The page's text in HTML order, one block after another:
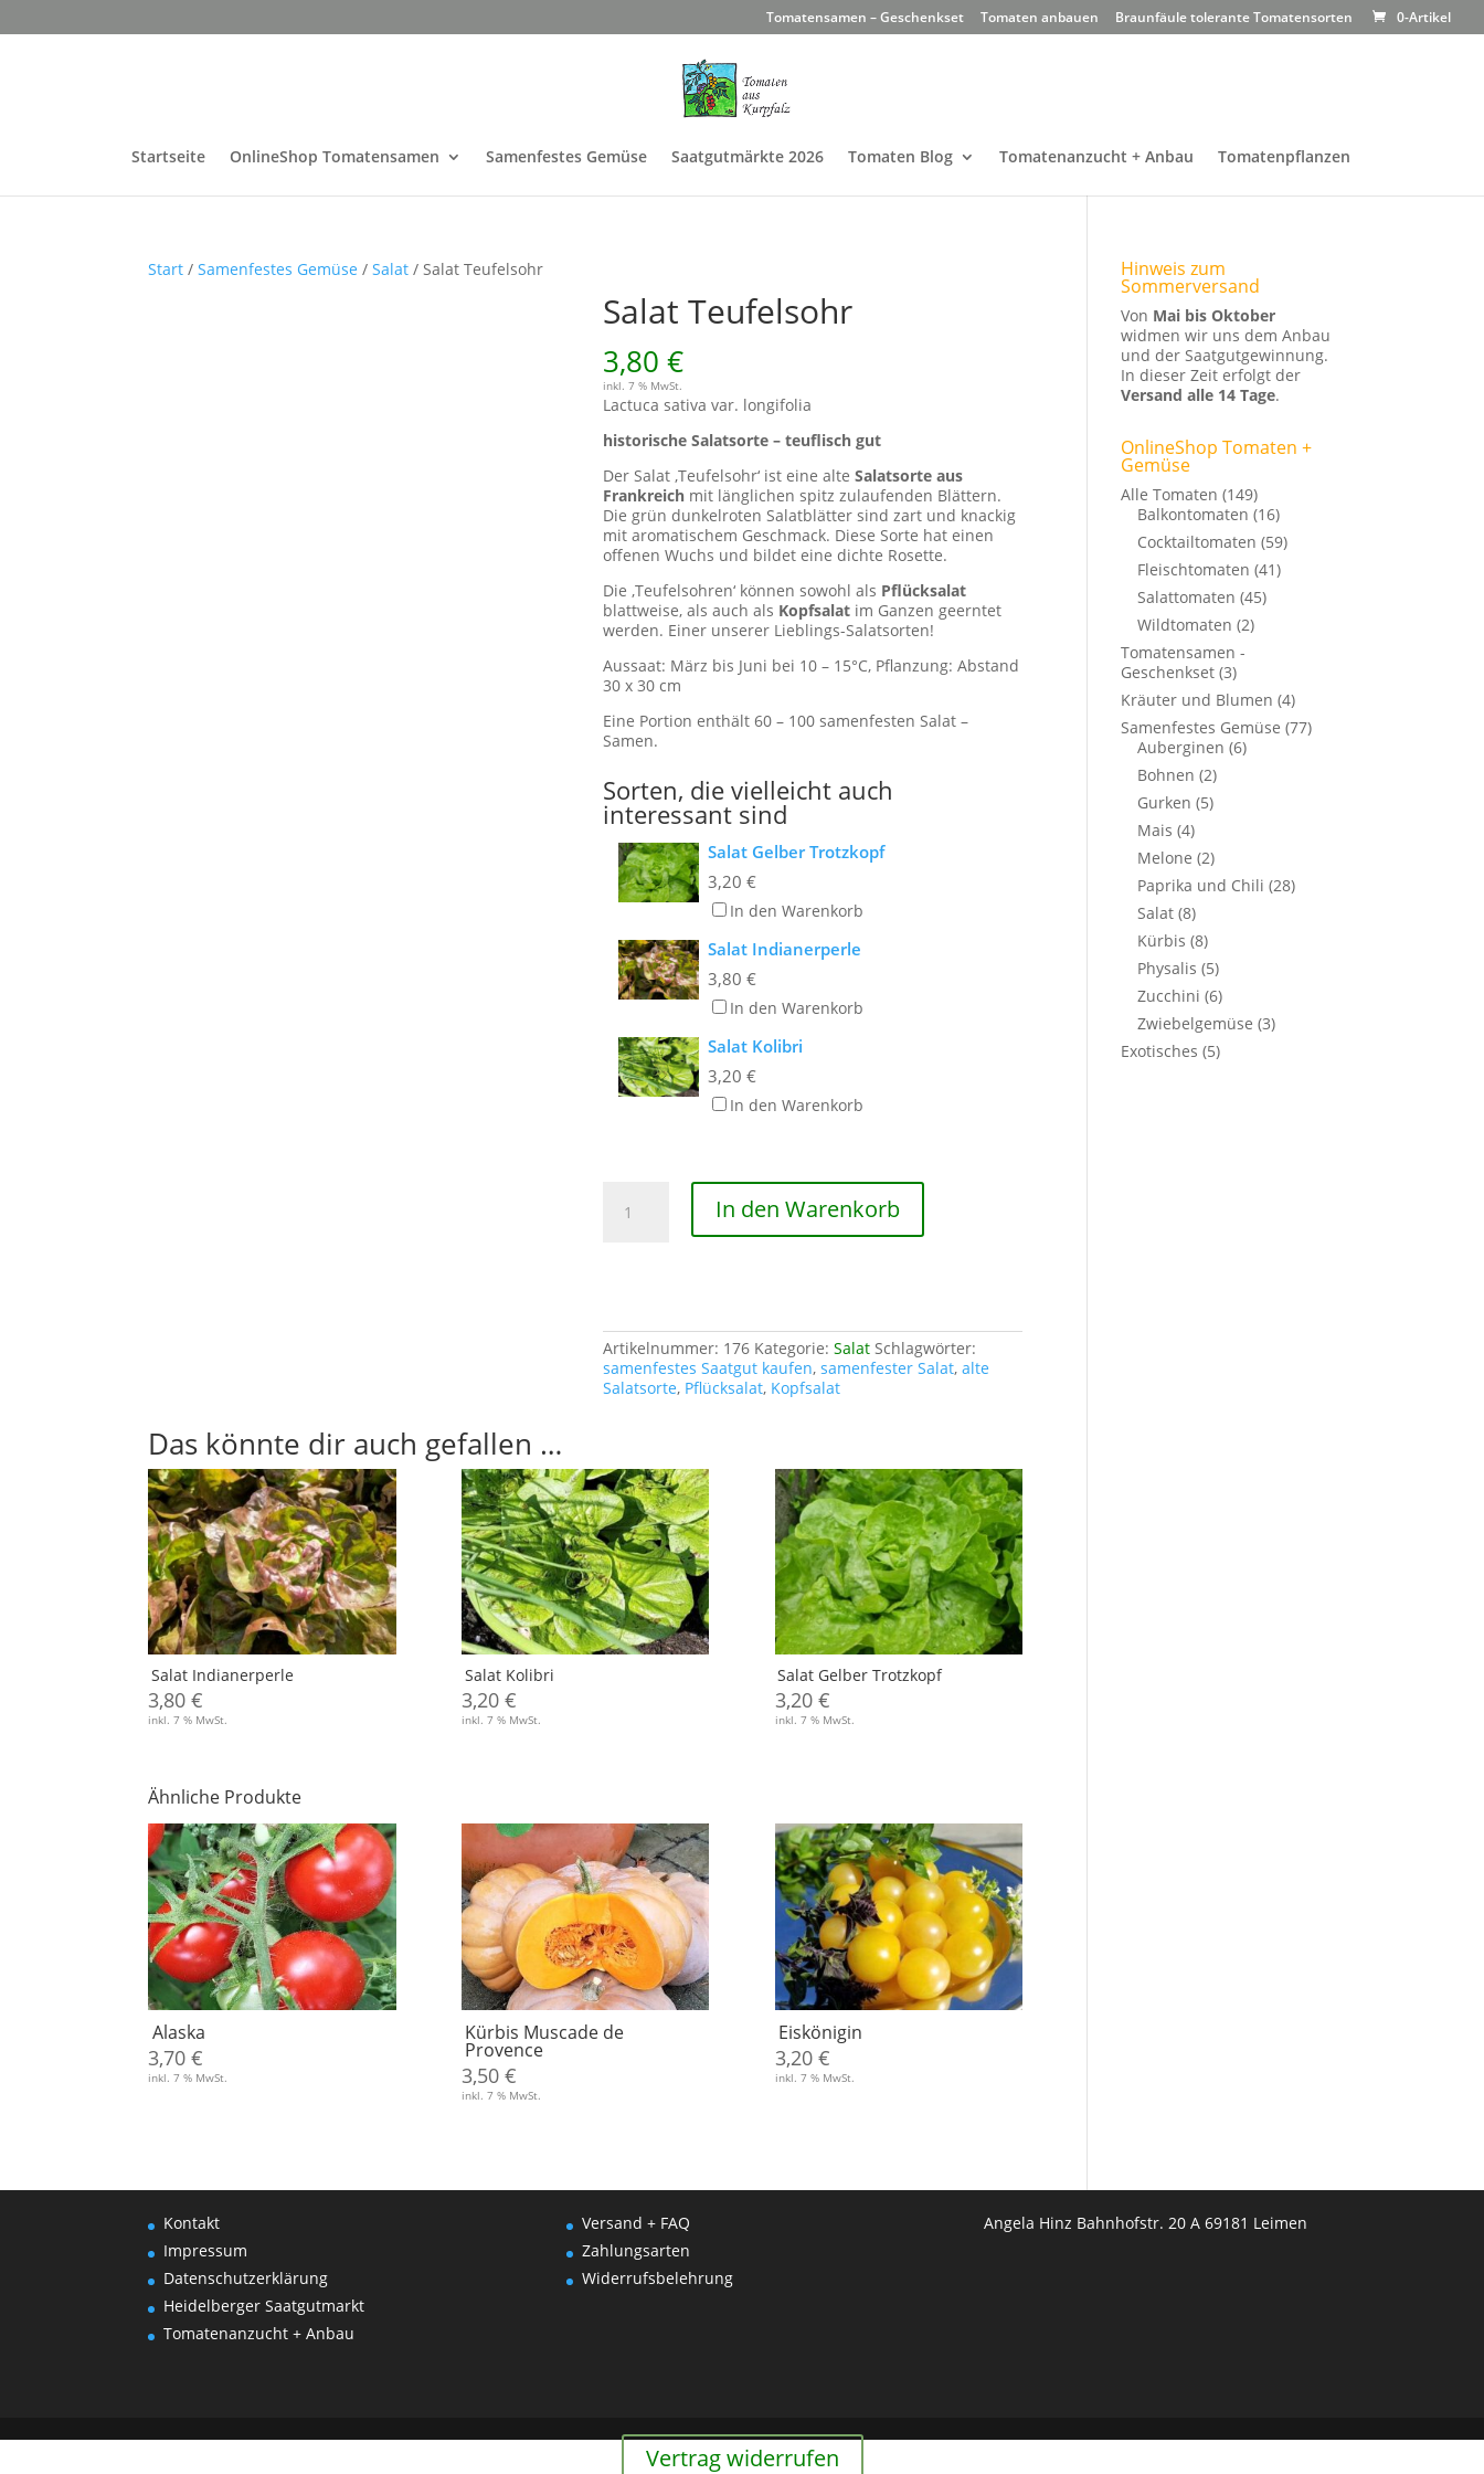
Tomatensamen – Geschenkset Tomaten anbauen Braunfäule tolerante Tomatensorten 0-Artikel
Startseite OnlineShop Tomatensamen Samenfestes Gemüse Saatgutmärkte 2026 Tomaten Blog Tomatenanzucht + Anbau Tomatenpflanzen
Start /Samenfestes Gemüse /Salat / Salat Teufelsohr
Salat Teufelsohr
3,80€
inkl. 7 % MwSt.
Lactuca sativa var. longifolia
historische Salatsorte – teuflisch gut
Der Salat ‚Teufelsohr‘ ist eine alteSalatsorte aus
Frankreich mit länglichen spitz zulaufenden Blättern.
Die grün dunkelroten Salatblätter sind zart und knackig
mit aromatischem Geschmack. Diese Sorte hat einen
offenen Wuchs und bildet eine dichte Rosette.
Die ‚Teufelsohren‘ können sowohl als Pflücksalat
blattweise, als auch als Kopfsalat im Ganzen geerntet
werden. Einer unserer Lieblings-Salatsorten!
Aussaat: März bis Juni bei 10 – 15°C, Pflanzung: Abstand
30 x 30 cm
Eine Portion enthält 60 – 100 samenfesten Salat –
Samen.
Sorten, die vielleicht auch
interessant sind
Salat Gelber Trotzkopf
3,20€
In den Warenkorb
Salat Indianerperle
3,80€
In den Warenkorb
Salat Kolibri
3,20€
In den Warenkorb
Teufelsohr
In den Warenkorb
Artikelnummer: 176 Kategorie:Salat Schlagwörter:
samenfestes Saatgut kaufen,samenfester Salat,alte
Salatsorte, Pflücksalat, Kopfsalat
Das könnte dir auch gefallen …
Salat Indianerperle
3,80€
inkl. 7 % MwSt.
Salat Kolibri
3,20 €
inkl. 7 % MwSt.
Salat Gelber Trotzkopf
3,20 €
inkl. 7 % MwSt.
Ähnliche Produkte
Alaska
3,70€
inkl. 7 % MwSt.
Kürbis Muscade de
Provence
3,50 €
inkl. 7 % MwSt.
Eiskönigin
3,20 €
inkl. 7 % MwSt.
Hinweis zum
Sommerversand
Von Mai bis Oktober
widmen wir uns dem Anbau
und der Saatgutgewinnung.
In dieser Zeit erfolgt der
Versand alle 14 Tage.
OnlineShop Tomaten +
Gemüse
Alle Tomaten (149)
Balkontomaten (16)
Cocktailtomaten (59)
Fleischtomaten (41)
Salattomaten (45)
Wildtomaten (2)
Tomatensamen -
Geschenkset (3)
Kräuter und Blumen (4)
Samenfestes Gemüse (77)
Auberginen (6)
Bohnen (2)
Gurken (5)
Mais (4)
Melone (2)
Paprika und Chili (28)
Salat (8)
Kürbis (8)
Physalis (5)
Zucchini (6)
Zwiebelgemüse (3)
Exotisches (5)
Kontakt
Impressum
Datenschutzerklärung
Heidelberger Saatgutmarkt
Tomatenanzucht + Anbau
Versand + FAQ
Zahlungsarten
Widerrufsbelehrung
Angela Hinz Bahnhofstr. 20 A 69181 Leimen
Vertrag widerrufen